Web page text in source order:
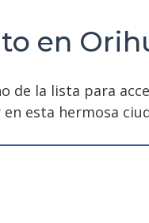
en
de la lista para
esta hermosa